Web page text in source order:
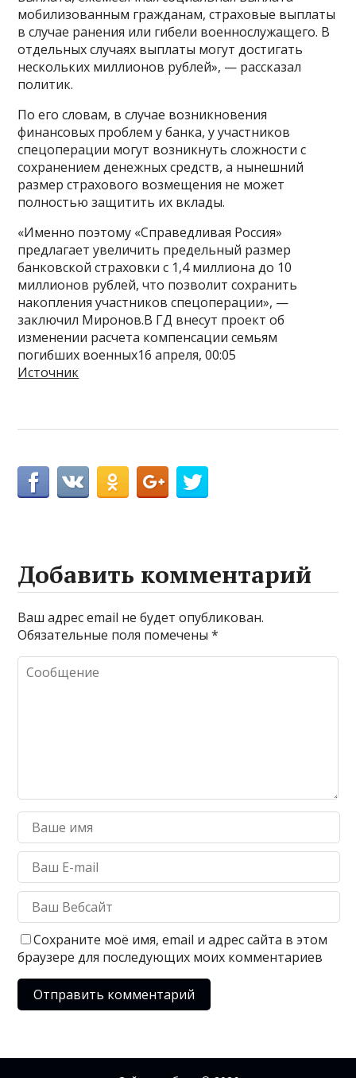
мобилизованным гражданам, страховые выплаты
в случае ранения или гибели военнослужащего. В
отдельных случаях выплаты могут достигать
нескольких миллионов рублей», — рассказал
политик.
По его словам, в случае возникновения
финансовых проблем у банка, у участников
спецоперации могут возникнуть сложности с
сохранением денежных средств, а нынешний
размер страхового возмещения не может
полностью защитить их вклады.
«Именно поэтому «Справедливая Россия»
предлагает увеличить предельный размер
банковской страховки с 1,4 миллиона до 10
миллионов рублей, что позволит сохранить
накопления участников спецоперации», —
заключил Миронов.В ГД внесут проект об
изменении расчета компенсации семьям
погибших военных16 апреля, 00:05
Источник
Добавить комментарий
Ваш адрес email не будет опубликован.
Обязательные поля помечены*
Сохраните моё имя, email и адрес сайта в этом
браузере для последующих моих комментариев